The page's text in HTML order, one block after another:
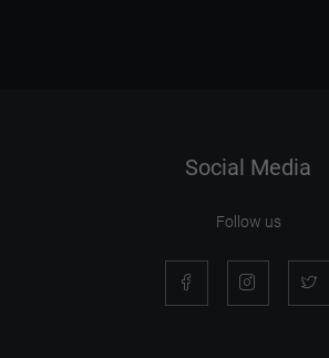
Social Media
Follow us